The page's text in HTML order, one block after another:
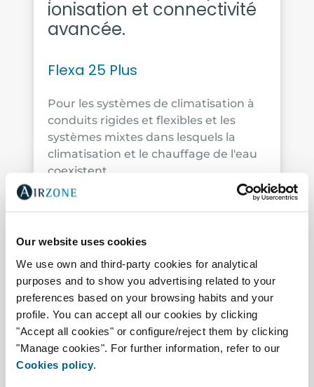
Our website uses cookies
We use own and third-party cookies for analytical
purposes and to show you advertising related to your
preferences based on your browsing habits and your
profile. You can accept all our cookies by clicking
"Accept all cookies" or configure/reject them by clicking
"Manage cookies". For further information, refer to our
Cookies policy.
ionisation et connectivité
avancée.
Flexa 25 Plus
Pour les systèmes de climatisation à
conduits rigides et flexibles et les
systèmes mixtes dans lesquels la
climatisation et le chauffage de l'eau
coexistent.